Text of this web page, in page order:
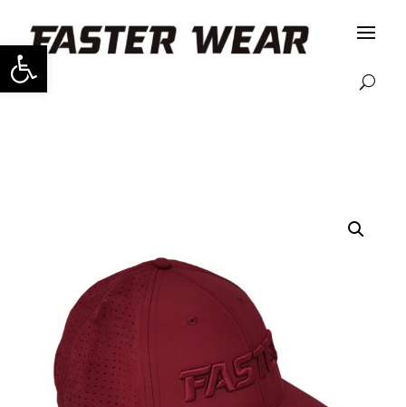
Abrir barra de herramientas